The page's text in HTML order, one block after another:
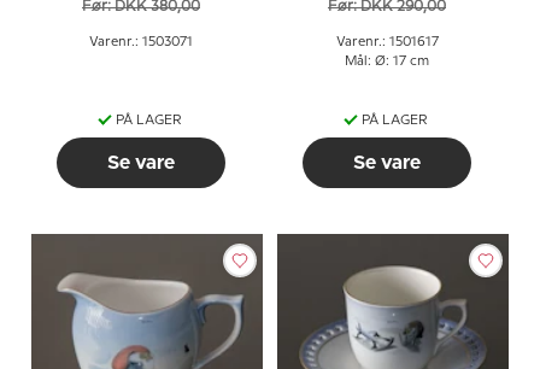
Før: DKK 380,00
Varenr.: 1503071
PÅ LAGER
Se vare
Før: DKK 290,00
Varenr.: 1501617
Mål: Ø: 17 cm
PÅ LAGER
Se vare